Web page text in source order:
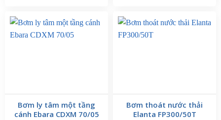
Bơm ly tâm một tầng
cánh Ebara CDXM 70/05
Bơm thoát nước thải
Elanta FP300/50T